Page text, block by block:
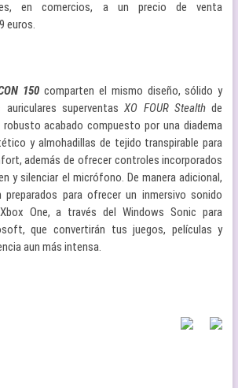
en comercios, a un precio de venta
euros.
150 comparten el mismo diseño, sólido y
superventasXO FOUR Stealthde
acabado compuesto por una diadema
y almohadillas de tejido transpirable para
además de ofrecer controles incorporados
y silenciar el micrófono. De manera adicional,
preparados para ofrecer un inmersivo sonido
One, a través del Windows Sonic para
que convertirán tus juegos, películas y
aun más intensa.